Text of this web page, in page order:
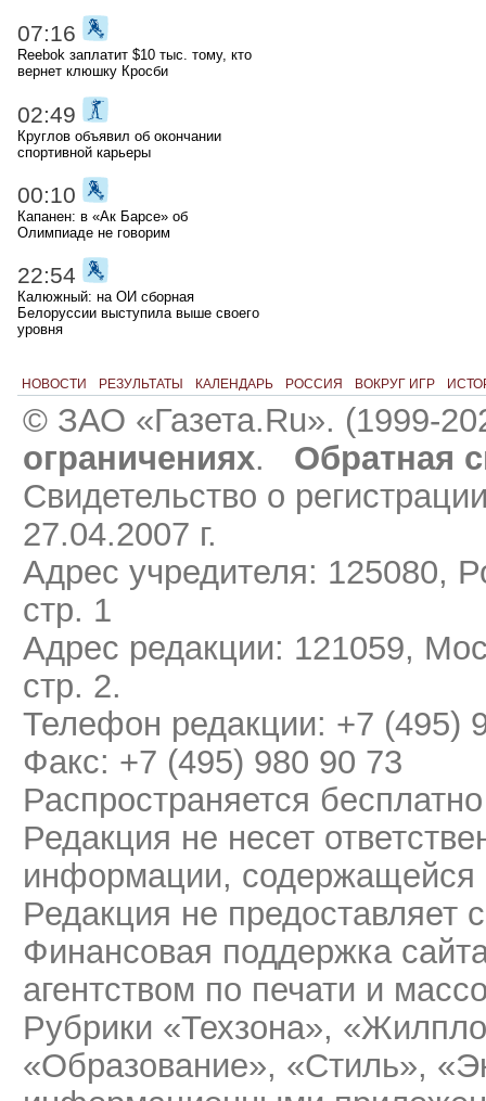
07:16
Reebok заплатит $10 тыс. тому, кто
вернет клюшку Кросби
02:49
Круглов объявил об окончании
спортивной карьеры
00:10
Капанен: в «Ак Барсе» об
Олимпиаде не говорим
22:54
Калюжный: на ОИ сборная
Белоруссии выступила выше своего
уровня
НОВОСТИ РЕЗУЛЬТАТЫ КАЛЕНДАРЬ РОССИЯ ВОКРУГ ИГР
© ЗАО «Газета.Ru». (1999-
ограничениях.
Обратная
Свидетельство о
27.04.2007 г.
Адрес учредителя: 125080,
стр. 1
Адрес редакции: 121059,
стр. 2.
Телефон редакции: +7 (495)
Факс: +7 (495) 980 90 73
Распространяется бесплатно
Редакция не несет
информации, содержащейся
Редакция не предоставляет
Финансовая поддержка
агентством по печати и
Рубрики «Техзона»,
«Образование», «Стиль»,